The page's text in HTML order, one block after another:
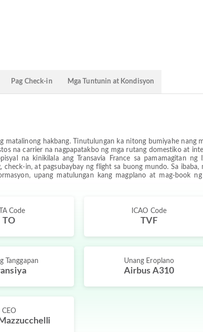
Pag Check-in Mga Tuntunin at Kondisyon
matalinong hakbang. Tinutulungan ka nitong bumiyahe nang
na carrier na nagpapatakbo ng mga rutang domestiko at
na kinikilala ang Transavia France sa pamamagitan
check-in, at pagsubaybay ng flight sa buong mundo. Sa
upang matulungan kang magplano at mag-book
Code
TO
ICAO Code
TVF
Tanggapan Unang Eroplano
Airbus A310
CEO